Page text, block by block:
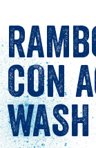
CON